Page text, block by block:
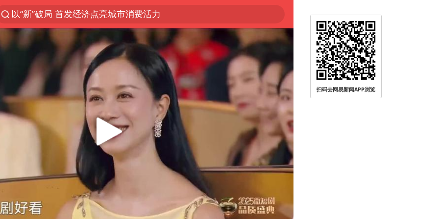
以“新”破局 首发经济点亮城市消费活力
台风白海豚进入48小时警戒线
中方回应是否在太平洋海底开采稀土
台风白海豚影响中国已成定局
佛得角门将亮相智利俱乐部主场
U17国足1分钟轰2球
宇树科技发行价格150.80元/股
五粮液渠道价一箱上涨近百元
法国下周开始禁止未经同意的电话营销
“深圳地面沉降致车辆损坏”不实
24小时不关空调 电费会更低吗
扫码去网易新闻APP浏览